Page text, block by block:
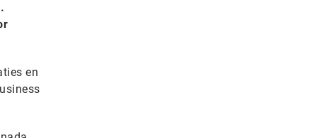
en